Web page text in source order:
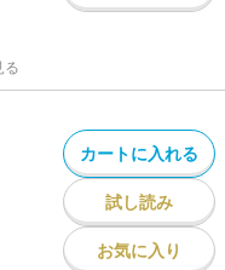
る
カートに入れる
試し読み
お気に入り